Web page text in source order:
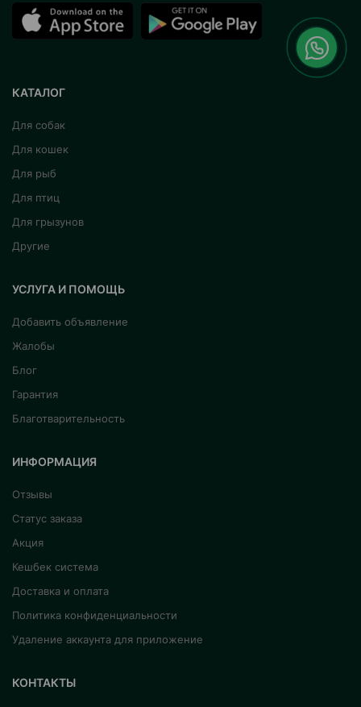
КАТАЛОГ
Для собак
Для кошек
Для рыб
Для птиц
Для грызунов
Другие
УСЛУГА И ПОМОЩЬ
Добавить объявление
Жалобы
Блог
Гарантия
Благотварительность
ИНФОРМАЦИЯ
Отзывы
Статус заказа
Акция
Кешбек система
Доставка и оплата
Политика конфиденциальности
Удаление аккаунта для приложение
КОНТАКТЫ